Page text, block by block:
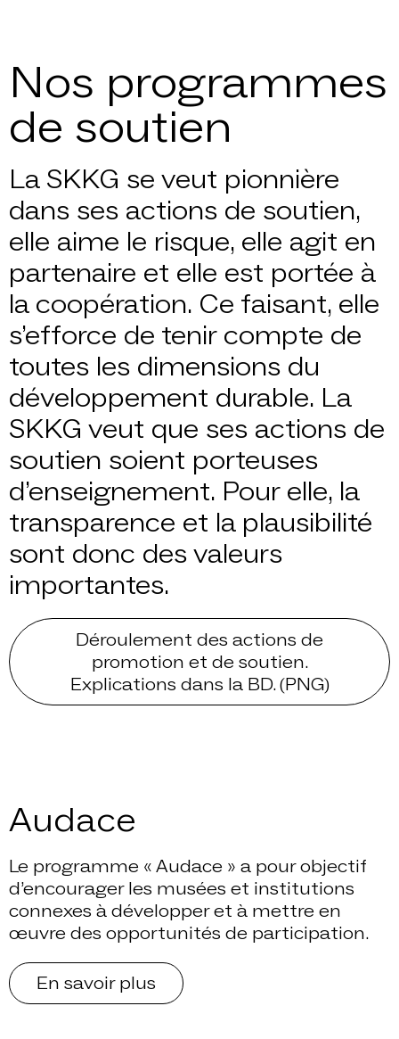
Nos programmes
de soutien
La SKKG se veut pionnière
dans ses actions de soutien,
elle aime le risque, elle agit en
partenaire et elle est portée à
la coopération. Ce faisant, elle
s’efforce de tenir compte de
toutes les dimensions du
développement durable. La
SKKG veut que ses actions de
soutien soient porteuses
d’enseignement. Pour elle, la
transparence et la plausibilité
sont donc des valeurs
importantes.
Déroulement des actions de
promotion et de soutien.
Explications dans la BD.(PNG)
Audace
Le programme « Audace » a pour objectif
d’encourager les musées et institutions
connexes à développer et à mettre en
œuvre des opportunités de participation.
En savoir plus